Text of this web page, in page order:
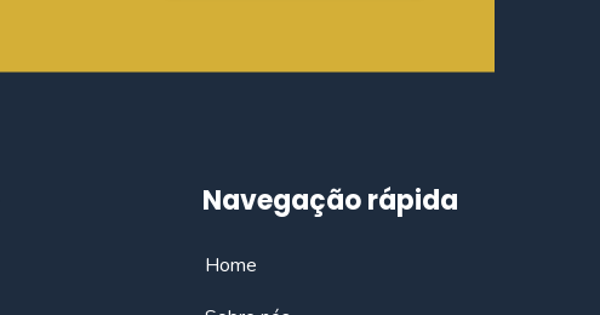
Navegação rápida
Home